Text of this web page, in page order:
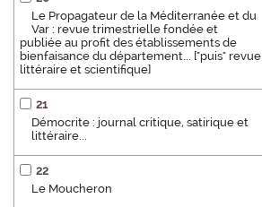
Le Propagateur de la Méditerranée et du
Var : revue trimestrielle fondée et
publiée au profit des établissements de
bienfaisance du département... ["puis" revue
littéraire et scientifique]
21
Démocrite : journal critique, satirique et
littéraire...
22
Le Moucheron